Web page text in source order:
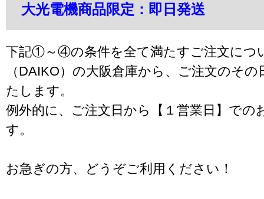
大光電機商品限定：即日発送
下記①～④の条件を全て満たすご注文につ
（DAIKO）の大阪倉庫から、ご注文のそ
たします。
例外的に、ご注文日から【１営業日】での
す。
お急ぎの方、どうぞご利用ください！